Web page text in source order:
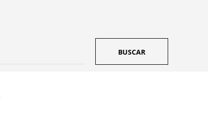
BUSCAR